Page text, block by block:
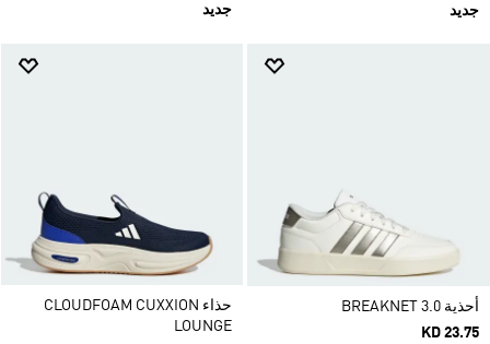
جديد جديد
أحذية BREAKNET 3.0
KD 23.75
حذاء CLOUDFOAM CUXXION
LOUNGE